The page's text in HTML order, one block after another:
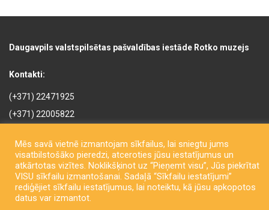
Daugavpils valstspilsētas pašvaldības iestāde Rotko muzejs
Kontakti:
(+371) 22471925
(+371) 22005822
Mihaila iela 3, Daugavpils,
LV-5401, Latvija
Mēs savā vietnē izmantojam sīkfailus, lai sniegtu jums
visatbilstošāko pieredzi, atceroties jūsu iestatījumus un
atkārtotas vizītes. Noklikšķinot uz “Pieņemt visu”, Jūs piekrītat
VISU sīkfailu izmantošanai. Sadaļā “Sīkfailu iestatījumi”
rediģējiet sīkfailu iestatījumus, lai noteiktu, kā jūsu apkopotos
datus var izmantot.